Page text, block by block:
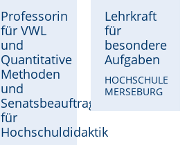
Professorin
für VWL
und
Quantitative
Methoden
und
Senatsbeauftragte
für
Hochschuldidaktik
Lehrkraft
für
besondere
Aufgaben
HOCHSCHULE
MERSEBURG